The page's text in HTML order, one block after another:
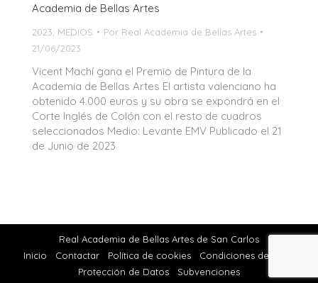
Academia de Bellas Artes
2023 MEDIOS Por Real Academia de Bellas Artes
21/06/2023
Vicent Machí gana el Premio de Pintura de la
Academia de Bellas Artes El artista valenciano ha
obtenido 4.000 euros y su obra se expondrá en el
Corte Inglés de Colón con el resto de cuadros
seleccionados Medio: Levante EMV Publicado el 21
de Junio de 2023
Real Academia de Bellas Artes de San Carlos
Inicio
Contactar Política de cookies
Condiciones de Uso
Protección de Datos
Subvenciones